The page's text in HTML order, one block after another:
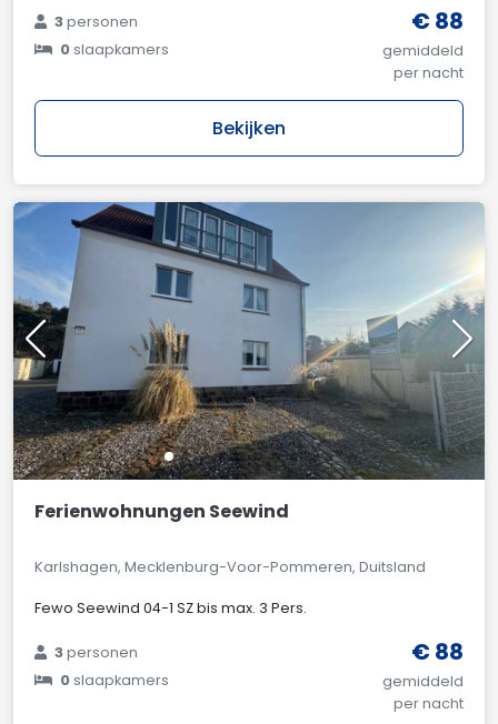
3personen
0slaapkamers
€ 88
gemiddeld
per nacht
Bekijken
Ferienwohnungen Seewind
Karlshagen, Mecklenburg-Voor-Pommeren, Duitsland
Fewo Seewind 04-1 SZ bis max. 3 Pers.
3personen
0slaapkamers
€ 88
gemiddeld
per nacht